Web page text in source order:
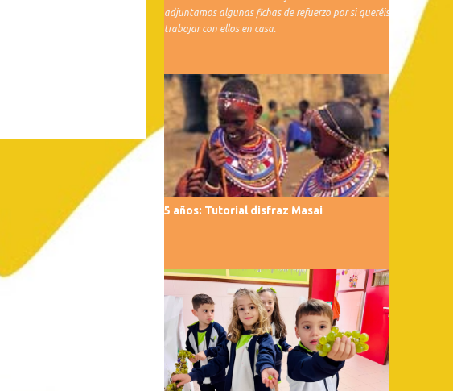
adjuntamos algunas fichas de refuerzo por si queréis
trabajar con ellos en casa.
5 años: Tutorial disfraz Masai